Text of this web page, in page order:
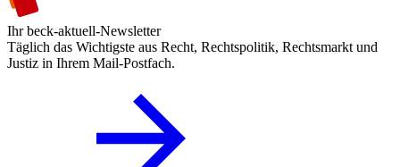
Ihr beck-aktuell-Newsletter
Täglich das Wichtigste aus Recht, Rechtspolitik, Rechtsmarkt und
Justiz in Ihrem Mail-Postfach.